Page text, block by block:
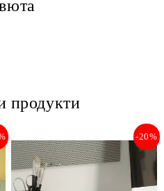
продукти
-20%